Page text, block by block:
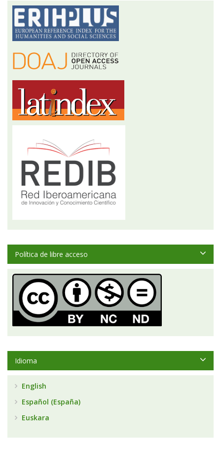
Política de libre acceso
Idioma
English
Español (España)
Euskara